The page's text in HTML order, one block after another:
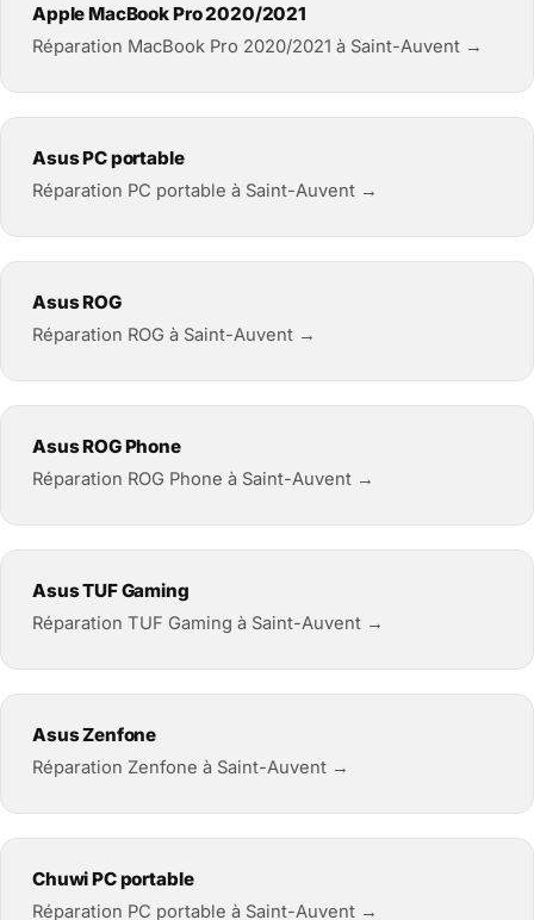
Apple MacBook Pro 2020/2021
Réparation MacBook Pro 2020/2021 à Saint-Auvent →
Asus PC portable
Réparation PC portable à Saint-Auvent →
Asus ROG
Réparation ROG à Saint-Auvent →
Asus ROG Phone
Réparation ROG Phone à Saint-Auvent →
Asus TUF Gaming
Réparation TUF Gaming à Saint-Auvent →
Asus Zenfone
Réparation Zenfone à Saint-Auvent →
Chuwi PC portable
Réparation PC portable à Saint-Auvent →